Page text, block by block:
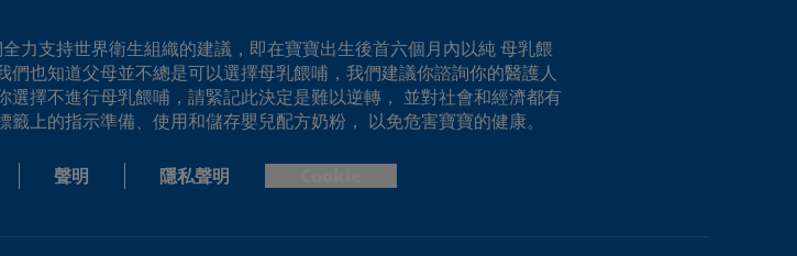
力支持世界衛生組織的建議，即在寶寶出生後首六個月內以純 母乳餵
也知道父母並不總是可以選擇母乳餵哺，我們建議你諮詢你的醫護人
擇不進行母乳餵哺，請緊記此決定是難以逆轉， 並對社會和經濟都有
上的指示準備、使用和儲存嬰兒配方奶粉， 以免危害寶寶的健康。
聲明 隱私聲明